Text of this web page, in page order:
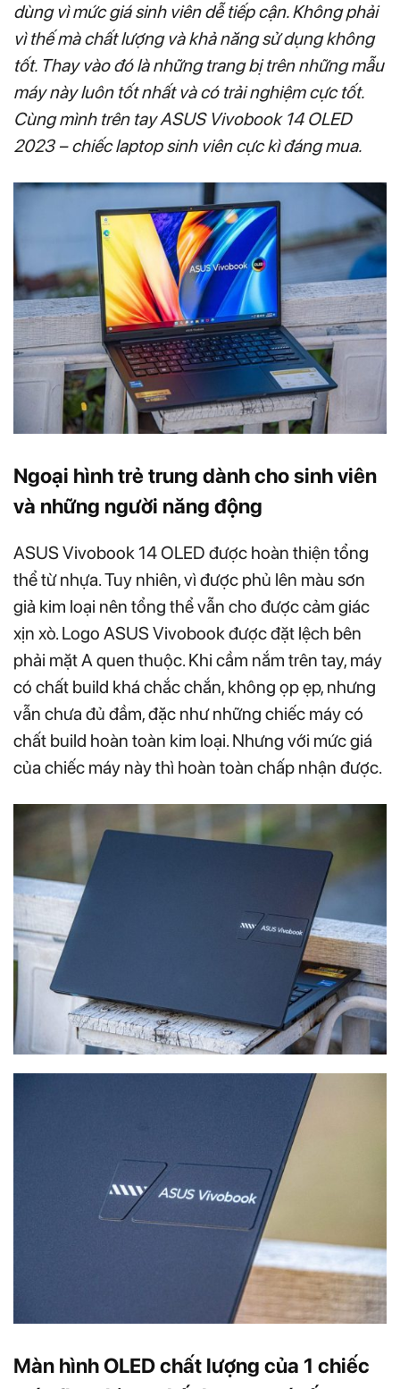
dùng vì mức giá sinh viên dễ tiếp cận. Không phải
vì thế mà chất lượng và khả năng sử dụng không
tốt. Thay vào đó là những trang bị trên những mẫu
máy này luôn tốt nhất và có trải nghiệm cực tốt.
Cùng mình trên tay ASUS Vivobook 14 OLED
2023 – chiếc laptop sinh viên cực kì đáng mua.
Ngoại hình trẻ trung dành cho sinh viên
và những người năng động
ASUS Vivobook 14 OLED được hoàn thiện tổng
thể từ nhựa. Tuy nhiên, vì được phủ lên màu sơn
giả kim loại nên tổng thể vẫn cho được cảm giác
xịn xò. Logo ASUS Vivobook được đặt lệch bên
phải mặt A quen thuộc. Khi cầm nắm trên tay, máy
có chất build khá chắc chắn, không ọp ẹp, nhưng
vẫn chưa đủ đầm, đặc như những chiếc máy có
chất build hoàn toàn kim loại. Nhưng với mức giá
của chiếc máy này thì hoàn toàn chấp nhận được.
Màn hình OLED chất lượng của 1 chiếc